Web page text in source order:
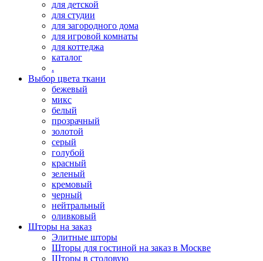
для детской
для студии
для загородного дома
для игровой комнаты
для коттеджа
каталог
.
Выбор цвета ткани
бежевый
микс
белый
прозрачный
золотой
серый
голубой
красный
зеленый
кремовый
черный
нейтральный
оливковый
Шторы на заказ
Элитные шторы
Шторы для гостиной на заказ в Москве
Шторы в столовую